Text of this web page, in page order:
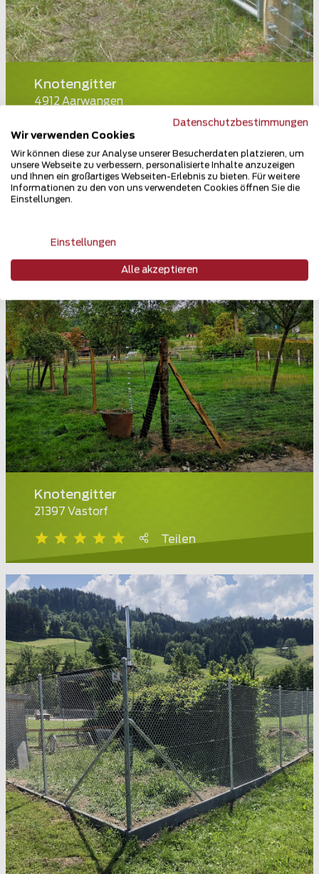
Knotengitter
4912 Aarwangen
Teilen
Knotengitter
21397 Vastorf
Teilen
Datenschutzbestimmungen
Wir verwenden Cookies
Wir können diese zur Analyse unserer Besucherdaten platzieren, um
unsere Webseite zu verbessern, personalisierte Inhalte anzuzeigen
und Ihnen ein großartiges Webseiten-Erlebnis zu bieten. Für weitere
Informationen zu den von uns verwendeten Cookies öffnen Sie die
Einstellungen.
Einstellungen
Alle akzeptieren